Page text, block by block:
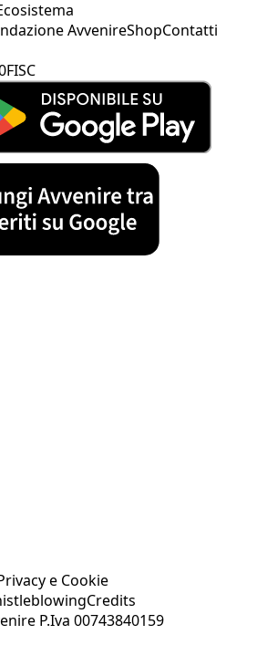
AvvenireShopContatti
FISC
e Cookie
Credits
P.Iva 00743840159